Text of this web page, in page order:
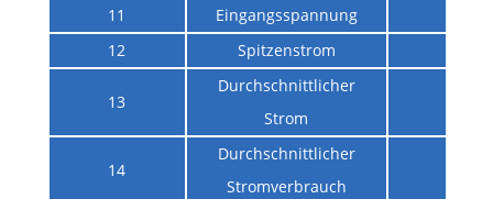
11
Eingangsspannung
12
Spitzenstrom
13
Durchschnittlicher
Strom
14
Durchschnittlicher
Stromverbrauch